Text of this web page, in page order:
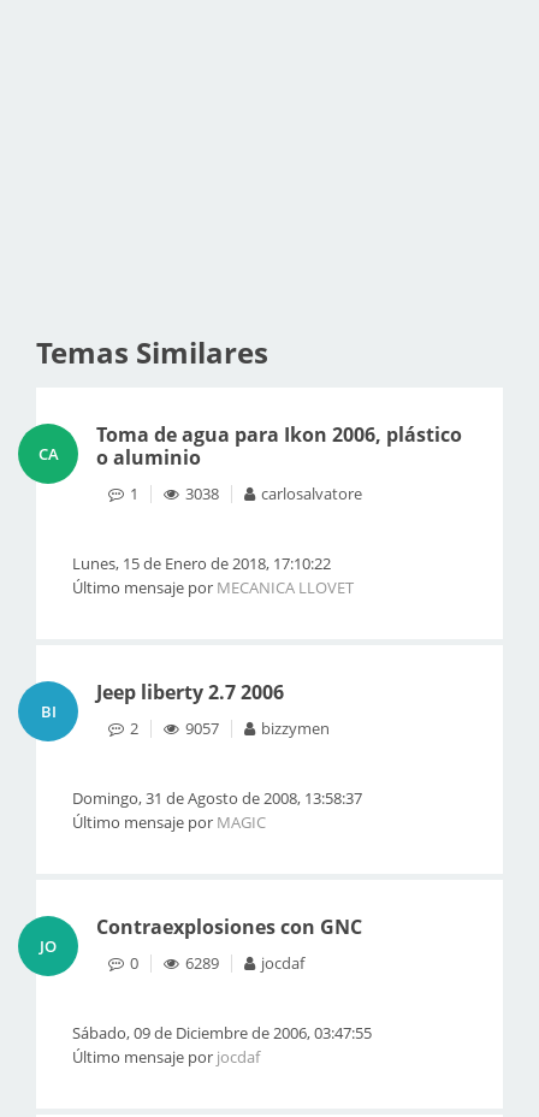
Temas Similares
CA
Toma de agua para Ikon 2006, plástico
o aluminio
1 3038 carlosalvatore
Lunes, 15 de Enero de 2018, 17:10:22
Último mensaje por MECANICA LLOVET
BI
Jeep liberty 2.7 2006
2 9057 bizzymen
Domingo, 31 de Agosto de 2008, 13:58:37
Último mensaje por MAGIC
JO
Contraexplosiones con GNC
0 6289 jocdaf
Sábado, 09 de Diciembre de 2006, 03:47:55
Último mensaje por jocdaf